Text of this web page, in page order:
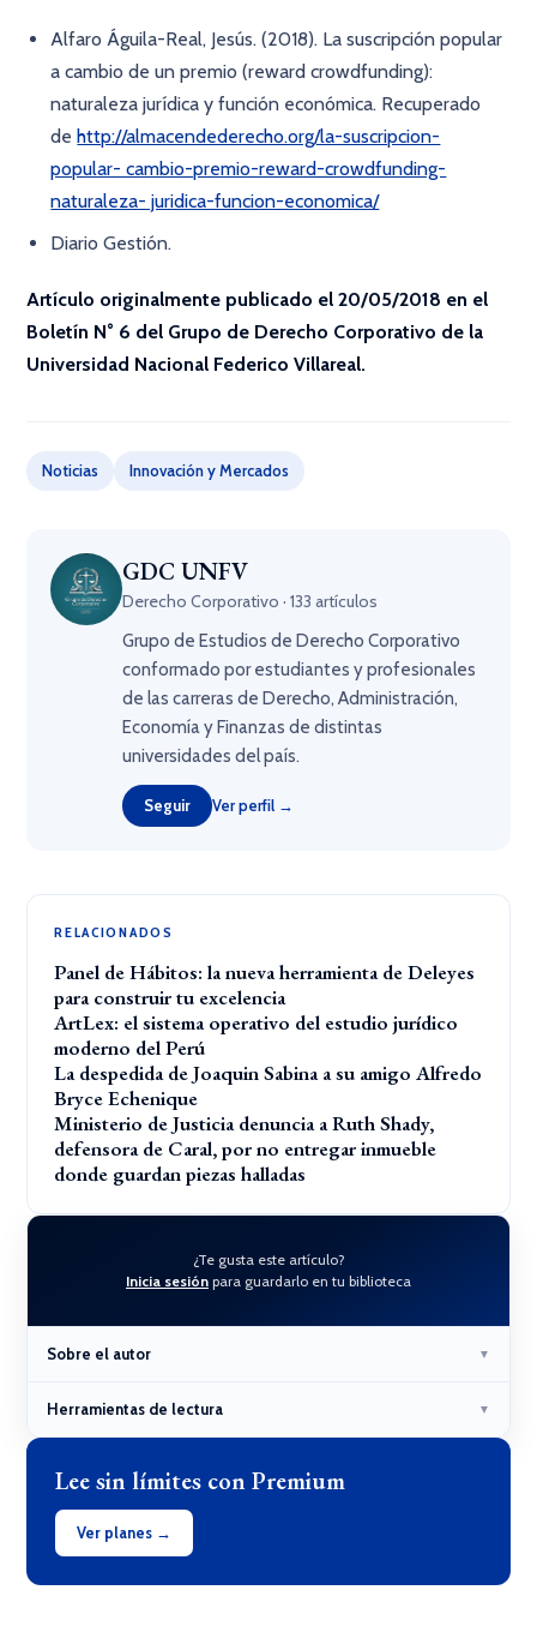
Alfaro Águila-Real, Jesús. (2018). La suscripción popular
a cambio de un premio (reward crowdfunding):
naturaleza jurídica y función económica. Recuperado
dehttp://almacendederecho.org/la-suscripcion-
popular- cambio-premio-reward-crowdfunding-
naturaleza- juridica-funcion-economica/
Diario Gestión.
Artículo originalmente publicado el 20/05/2018 en el
Boletín N° 6 del Grupo de Derecho Corporativo de la
Universidad Nacional Federico Villareal.
Noticias Innovación y Mercados
GDC UNFV
Derecho Corporativo · 133 artículos
Grupo de Estudios de Derecho Corporativo
conformado por estudiantes y profesionales
de las carreras de Derecho, Administración,
Economía y Finanzas de distintas
universidades del país.
Seguir Ver perfil →
RELACIONADOS
Panel de Hábitos: la nueva herramienta de Deleyes
para construir tu excelencia
ArtLex: el sistema operativo del estudio jurídico
moderno del Perú
La despedida de Joaquin Sabina a su amigo Alfredo
Bryce Echenique
Ministerio de Justicia denuncia a Ruth Shady,
defensora de Caral, por no entregar inmueble
donde guardan piezas halladas
¿Te gusta este artículo?
Inicia sesión para guardarlo en tu biblioteca
Sobre el autor ▼
Herramientas de lectura ▼
Lee sin límites con Premium
Ver planes →